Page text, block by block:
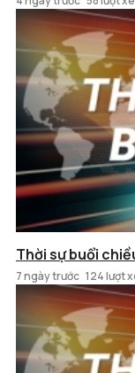
Thời sự buổi
7 ngày trước 124 lượt